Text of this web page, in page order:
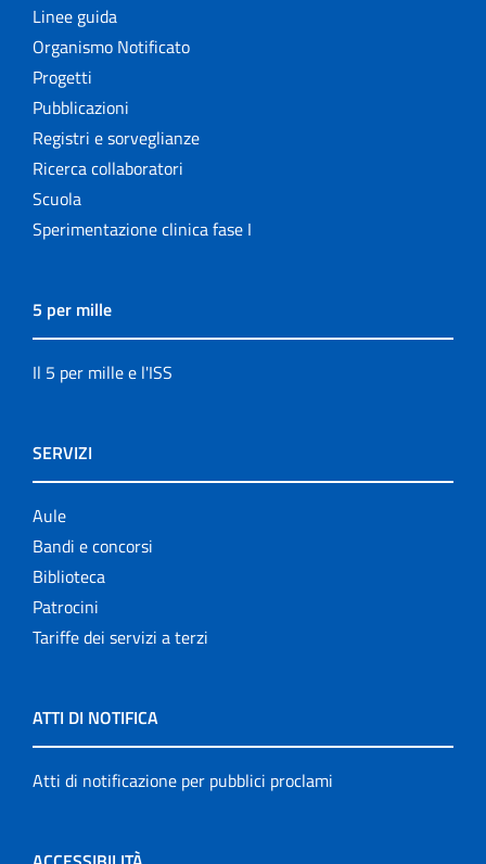
Linee guida
Organismo Notificato
Progetti
Pubblicazioni
Registri e sorveglianze
Ricerca collaboratori
Scuola
Sperimentazione clinica fase I
5 per mille
Il 5 per mille e l'ISS
SERVIZI
Aule
Bandi e concorsi
Biblioteca
Patrocini
Tariffe dei servizi a terzi
ATTI DI NOTIFICA
Atti di notificazione per pubblici proclami